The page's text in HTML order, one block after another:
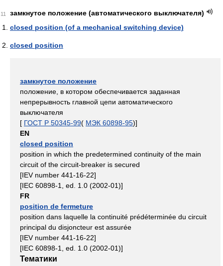
11
замкнутое положение (автоматического выключателя)
closed position (of a mechanical switching device)
closed position
замкнутое положение
положение, в котором обеспечивается заданная
непрерывность главной цепи автоматического
выключателя
[ ГОСТ Р 50345-99( МЭК 60898-95)]
EN
closed position
position in which the predetermined continuity of the main
circuit of the circuit-breaker is secured
[IEV number 441-16-22]
[IEC 60898-1, ed. 1.0 (2002-01)]
FR
position de fermeture
position dans laquelle la continuité prédéterminée du circuit
principal du disjoncteur est assurée
[IEV number 441-16-22]
[IEC 60898-1, ed. 1.0 (2002-01)]
Тематики